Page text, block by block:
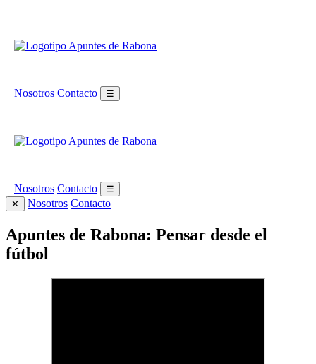
Nosotros Contacto ☰
Nosotros Contacto
☰
✕
Nosotros Contacto
Apuntes de Rabona: Pensar desde el
fútbol